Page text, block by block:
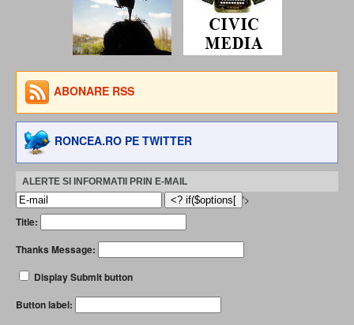
ABONARE RSS
RONCEA.RO PE TWITTER
ALERTE SI INFORMATII PRIN E-MAIL
'>
Title:
Thanks Message:
Display Submit button
Button label: